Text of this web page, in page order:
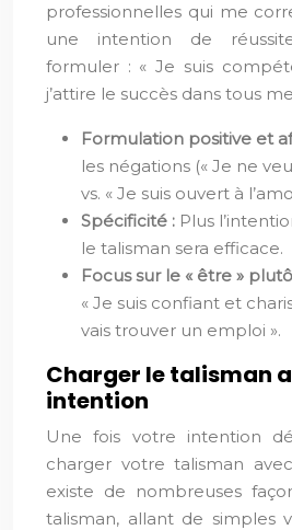
professionnelles qui me
une intention de
formuler : « Je suis
j’attire le succès dans tous
Formulation positive et
les négations (« Je ne
vs. « Je suis ouvert à
Spécificité : Plus
le talisman sera efficace.
Focus sur le « être »
« Je suis confiant et
vais trouver un emploi ».
Charger le talisman
intention
Une fois votre intention
charger votre talisman
existe de nombreuses
talisman, allant de simples